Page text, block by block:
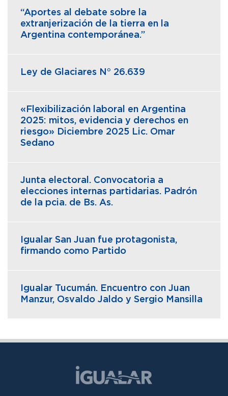
“Aportes al debate sobre la
extranjerización de la tierra en la
Argentina contemporánea.”
Ley de Glaciares N° 26.639
«Flexibilización laboral en Argentina
2025: mitos, evidencia y derechos en
riesgo» Diciembre 2025 Lic. Omar
Sedano
Junta electoral. Convocatoria a
elecciones internas partidarias. Padrón
de la pcia. de Bs. As.
Igualar San Juan fue protagonista,
firmando como Partido
Igualar Tucumán. Encuentro con Juan
Manzur, Osvaldo Jaldo y Sergio Mansilla